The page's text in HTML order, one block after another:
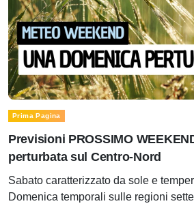
Prima Pagina
Previsioni PROSSIMO
perturbata sul Centro-Nord
Sabato caratterizzato da sole e
Domenica temporali sulle regioni